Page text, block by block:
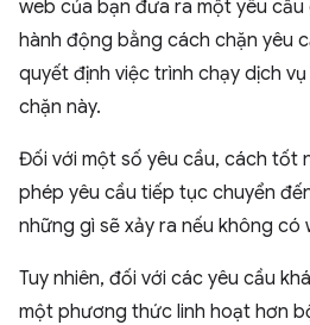
web của bạn đưa ra một yêu
hành động bằng cách chặn yêu
quyết định việc trình chạy dịch
chặn này.
Đối với một số yêu cầu, cách tốt
phép yêu cầu tiếp tục chuyển
những gì sẽ xảy ra nếu không có
Tuy nhiên, đối với các yêu cầu
một phương thức linh hoạt hơn